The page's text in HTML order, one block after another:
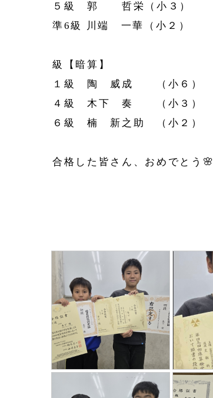
５級 郭 哲栄（小３）
準6級 川端 一華（小２）
級【暗算】
１級 陶 威成 （小６）
４級 木下 奏 （小３）
６級 楠 新之助 （小２）
合格した皆さん、おめでとう🌸